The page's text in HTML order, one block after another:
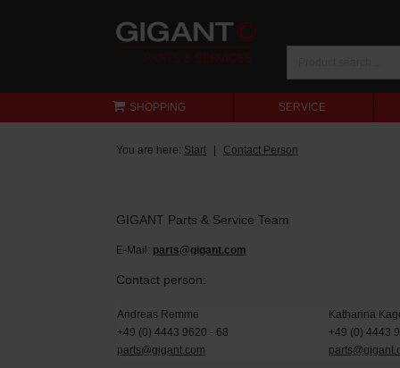
SHOPPING SERVICE
You are here: Start Contact Person
GIGANT Parts & Service Team
E-Mail: parts@gigant.com
Contact person:
Andreas Remme
Katharina
+49 (0) 4443 9620 - 68
+49 (0) 4443
parts@gigant.com